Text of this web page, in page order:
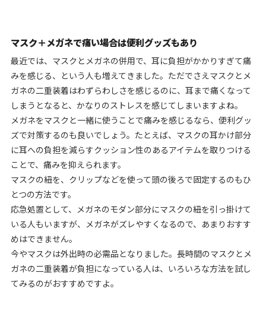
マスク＋メガネで痛い場合は便利グッズもあり
最近では、マスクとメガネの併用で、耳に負担がかかりすぎて痛
みを感じる、という人も増えてきました。ただでさえマスクとメ
ガネの二重装着はわずらわしさを感じるのに、耳まで痛くなって
しまうとなると、かなりのストレスを感じてしまいますよね。
メガネをマスクと一緒に使うことで痛みを感じるなら、便利グッ
ズで対策するのも良いでしょう。たとえば、マスクの耳かけ部分
に耳への負担を減らすクッション性のあるアイテムを取りつける
ことで、痛みを抑えられます。
マスクの紐を、クリップなどを使って頭の後ろで固定するのもひ
とつの方法です。
応急処置として、メガネのモダン部分にマスクの紐を引っ掛けて
いる人もいますが、メガネがズレやすくなるので、あまりおすす
めはできません。
今やマスクは外出時の必需品となりました。長時間のマスクとメ
ガネの二重装着が負担になっている人は、いろいろな方法を試し
てみるのがおすすめですよ。